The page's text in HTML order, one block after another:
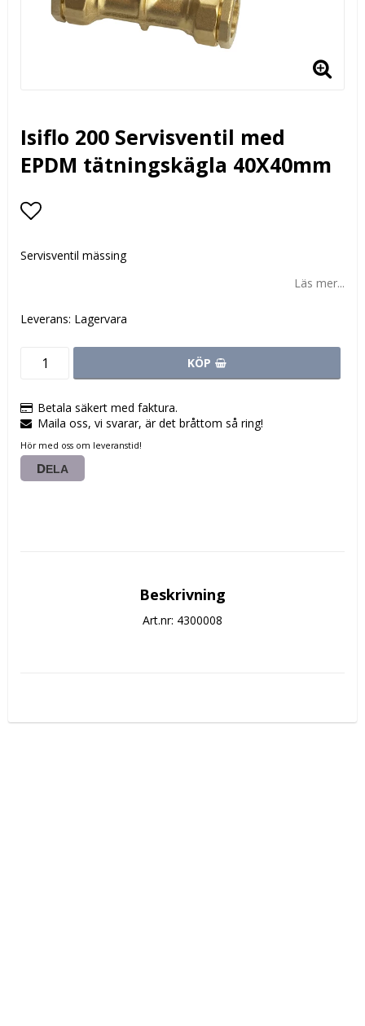
Isiflo 200 Servisventil med
EPDM tätningskägla 40X40mm
Servisventil mässing
Läs mer...
Leverans: Lagervara
KÖP
Betala säkert med faktura.
Maila oss, vi svarar, är det bråttom så ring!
Hör med oss om leveranstid!
DELA
Beskrivning
Art.nr: 4300008